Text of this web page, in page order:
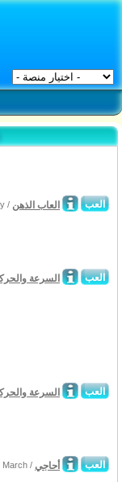
العب / العاب الذهن
العب السرعة
العب السرعة
العب March / أحاجي